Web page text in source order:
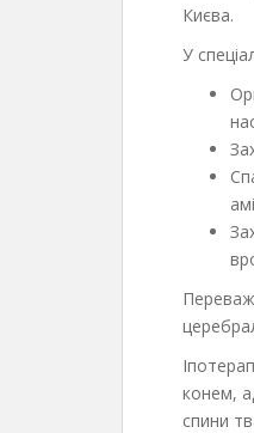
Києва.
У
конем,
спини